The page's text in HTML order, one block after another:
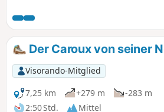
Berge südlich des Balcon du Caroux in
Richtung Meer. Bei klarem Wetter
diese Wanderung beeindruckende
Ausblicke bis zur Bergkette der
Pyrénées Orientales, vom Cap Béar bis
zum Pic du Carlit, über die Albères und
den Pic du Canigou.
Der Caroux von seiner
Visorando-Mitglied
7,25 km
+279 m
-283 m
2:50 Std.
Mittel